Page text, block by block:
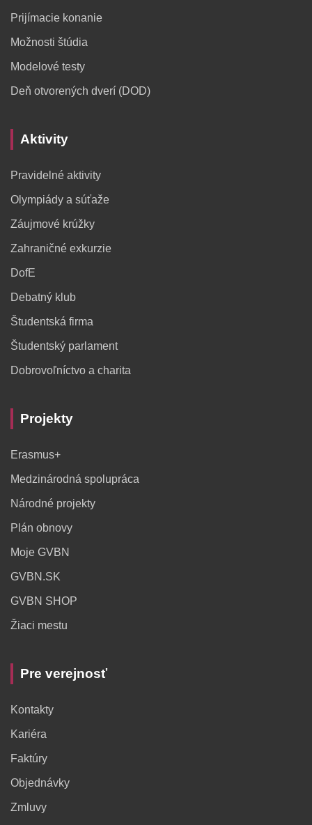
Prijímacie konanie
Možnosti štúdia
Modelové testy
Deň otvorených dverí (DOD)
Aktivity
Pravidelné aktivity
Olympiády a súťaže
Záujmové krúžky
Zahraničné exkurzie
DofE
Debatný klub
Študentská firma
Študentský parlament
Dobrovoľníctvo a charita
Projekty
Erasmus+
Medzinárodná spolupráca
Národné projekty
Plán obnovy
Moje GVBN
GVBN.SK
GVBN SHOP
Žiaci mestu
Pre verejnosť
Kontakty
Kariéra
Faktúry
Objednávky
Zmluvy